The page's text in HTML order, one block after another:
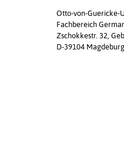
Otto-von-Guericke-
Fachbereich
Zschokkestr. 32,
D-39104 Magdeburg